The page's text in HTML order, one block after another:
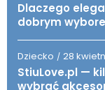
Dlaczego
dobrym
Dziecko / 28
StiuLove.pl —
wybrać